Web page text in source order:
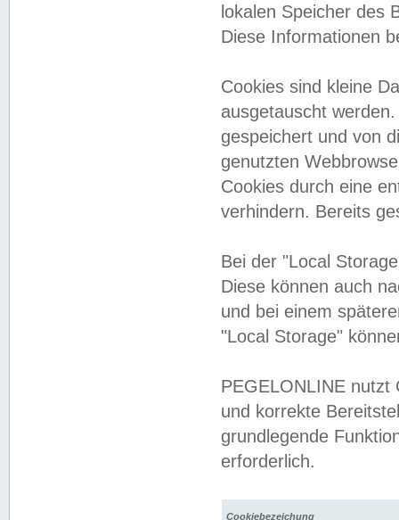
lokalen Speicher des
Diese Informationen
Cookies sind kleine
ausgetauscht
gespeichert und von
genutzten
Cookies durch eine
verhindern. Bereits
Bei der "Local
Diese können auch
und bei einem
"Local Storage"
PEGELONLINE nutzt
und korrekte
grundlegende
erforderlich.
Cookiebezeichung